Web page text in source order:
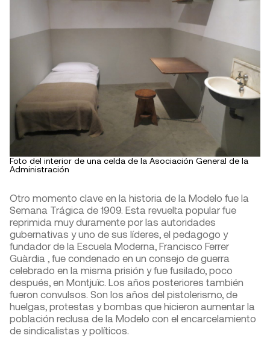
Foto del interior de una celda de la Asociación General de la
Administración
Otro momento clave en la historia de la Modelo fue la
Semana Trágica de 1909. Esta revuelta popular fue
reprimida muy duramente por las autoridades
gubernativas y uno de sus líderes, el pedagogo y
fundador de la Escuela Moderna, Francisco Ferrer
Guàrdia , fue condenado en un consejo de guerra
celebrado en la misma prisión y fue fusilado, poco
después, en Montjuïc. Los años posteriores también
fueron convulsos. Son los años del pistolerismo, de
huelgas, protestas y bombas que hicieron aumentar la
población reclusa de la Modelo con el encarcelamiento
de sindicalistas y políticos.